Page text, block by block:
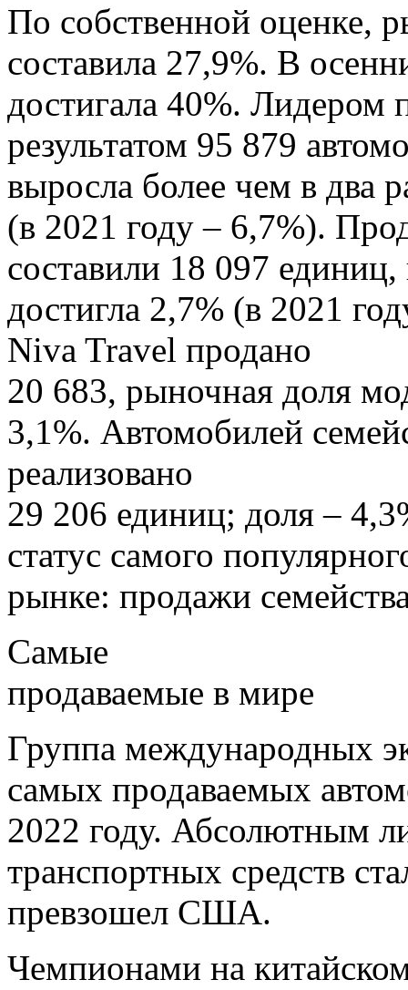
По собственной оценке,
составила 27,9%. В
достигала 40%. Лидером
результатом 95 879
выросла более чем в два
(в 2021 году – 6,7%).
составили 18 097
достигла 2,7% (в 2021
Niva Travel продано
20 683, рыночная доля
3,1%. Автомобилей
реализовано
29 206 единиц; доля –
статус самого
рынке: продажи
Самые
продаваемые в мире
Группа международных
самых продаваемых
2022 году. Абсолютным
транспортных средств
превзошел США.
Чемпионами на